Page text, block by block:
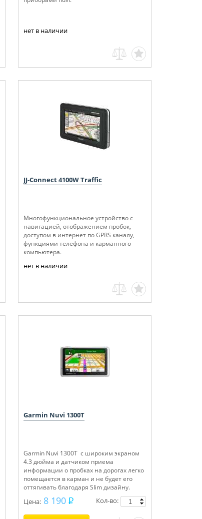
нет в наличии
JJ-Connect 4100W Traffic
Многофункциональное устройство с
навигацией, отображением пробок,
доступом в интернет по GPRS каналу,
функциями телефона и карманного
компьютера.
нет в наличии
Garmin Nuvi 1300T
Garmin Nuvi 1300T с широким экраном
4.3 дюйма и датчиком приема
информации о пробках на дорогах легко
помещается в карман и не будет его
оттягивать благодаря Slim дизайну.
Цена: 8 190
Кол-во: